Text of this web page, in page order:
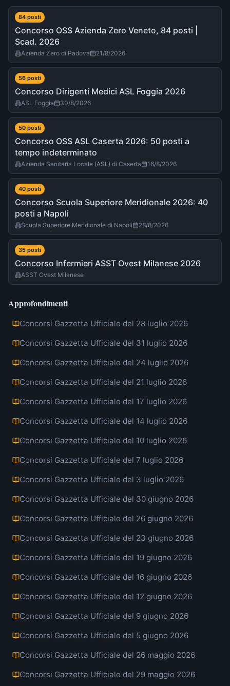
84 posti
Concorso OSS Azienda Zero Veneto, 84 posti |
Scad. 2026
Azienda Zero di Padova 21/8/2026
56 posti
Concorso Dirigenti Medici ASL Foggia 2026
ASL Foggia 30/8/2026
50 posti
Concorso OSS ASL Caserta 2026: 50 posti a
tempo indeterminato
Azienda Sanitaria Locale (ASL) di Caserta 16/8/2026
40 posti
Concorso Scuola Superiore Meridionale 2026: 40
posti a Napoli
Scuola Superiore Meridionale di Napoli 28/8/2026
35 posti
Concorso Infermieri ASST Ovest Milanese 2026
ASST Ovest Milanese
Approfondimenti
Concorsi Gazzetta Ufficiale del 28 luglio 2026
Concorsi Gazzetta Ufficiale del 31 luglio 2026
Concorsi Gazzetta Ufficiale del 24 luglio 2026
Concorsi Gazzetta Ufficiale del 21 luglio 2026
Concorsi Gazzetta Ufficiale del 17 luglio 2026
Concorsi Gazzetta Ufficiale del 14 luglio 2026
Concorsi Gazzetta Ufficiale del 10 luglio 2026
Concorsi Gazzetta Ufficiale del 7 luglio 2026
Concorsi Gazzetta Ufficiale del 3 luglio 2026
Concorsi Gazzetta Ufficiale del 30 giugno 2026
Concorsi Gazzetta Ufficiale del 26 giugno 2026
Concorsi Gazzetta Ufficiale del 23 giugno 2026
Concorsi Gazzetta Ufficiale del 19 giugno 2026
Concorsi Gazzetta Ufficiale del 16 giugno 2026
Concorsi Gazzetta Ufficiale del 12 giugno 2026
Concorsi Gazzetta Ufficiale del 9 giugno 2026
Concorsi Gazzetta Ufficiale del 5 giugno 2026
Concorsi Gazzetta Ufficiale del 26 maggio 2026
Concorsi Gazzetta Ufficiale del 29 maggio 2026